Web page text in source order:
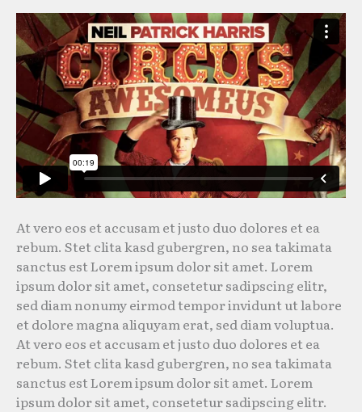
At vero eos et accusam et justo duo dolores et ea
rebum. Stet clita kasd gubergren, no sea takimata
sanctus est Lorem ipsum dolor sit amet. Lorem
ipsum dolor sit amet, consetetur sadipscing elitr,
sed diam nonumy eirmod tempor invidunt ut labore
et dolore magna aliquyam erat, sed diam voluptua.
At vero eos et accusam et justo duo dolores et ea
rebum. Stet clita kasd gubergren, no sea takimata
sanctus est Lorem ipsum dolor sit amet. Lorem
ipsum dolor sit amet, consetetur sadipscing elitr.